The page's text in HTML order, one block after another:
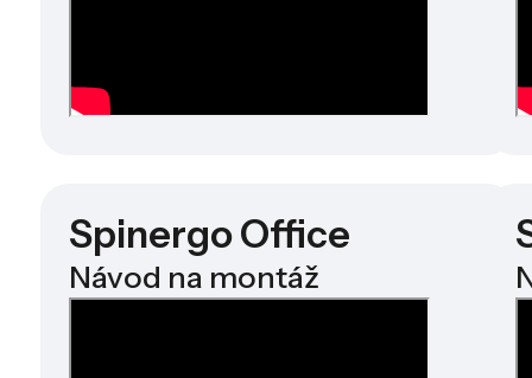
Spinergo Office
Návod na montáž